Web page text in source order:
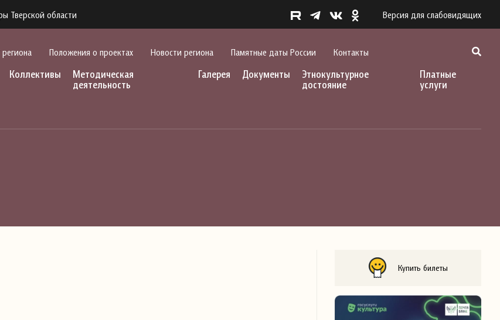
Тверской области Версия для слабовидящих
Положения о проектах Новости региона Памятные даты России Контакты
Коллективы
Методическая
деятельность
Галерея Документы
Этнокультурное
достояние
Платные
услуги
Купить билеты